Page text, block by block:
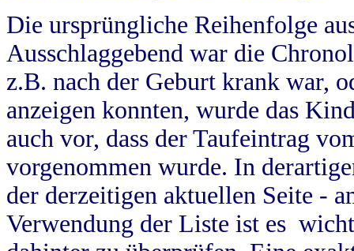
Die ursprüngliche Reihenfolge
Ausschlaggebend war die
z.B. nach der Geburt krank war,
anzeigen konnten, wurde das
auch vor, dass der Taufeintrag
vorgenommen wurde. In
der derzeitigen aktuellen Seite -
Verwendung der Liste ist es